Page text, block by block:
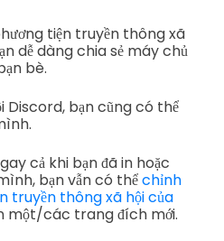
tiện truyền thông xã
dễ dàng chia sẻ máy chủ
bè.
Discord, bạn cũng có thể
cả khi bạn đã in hoặc
bạn vẫn có thểchỉnh
truyền thông xã hội của
một/các trang đích mới.